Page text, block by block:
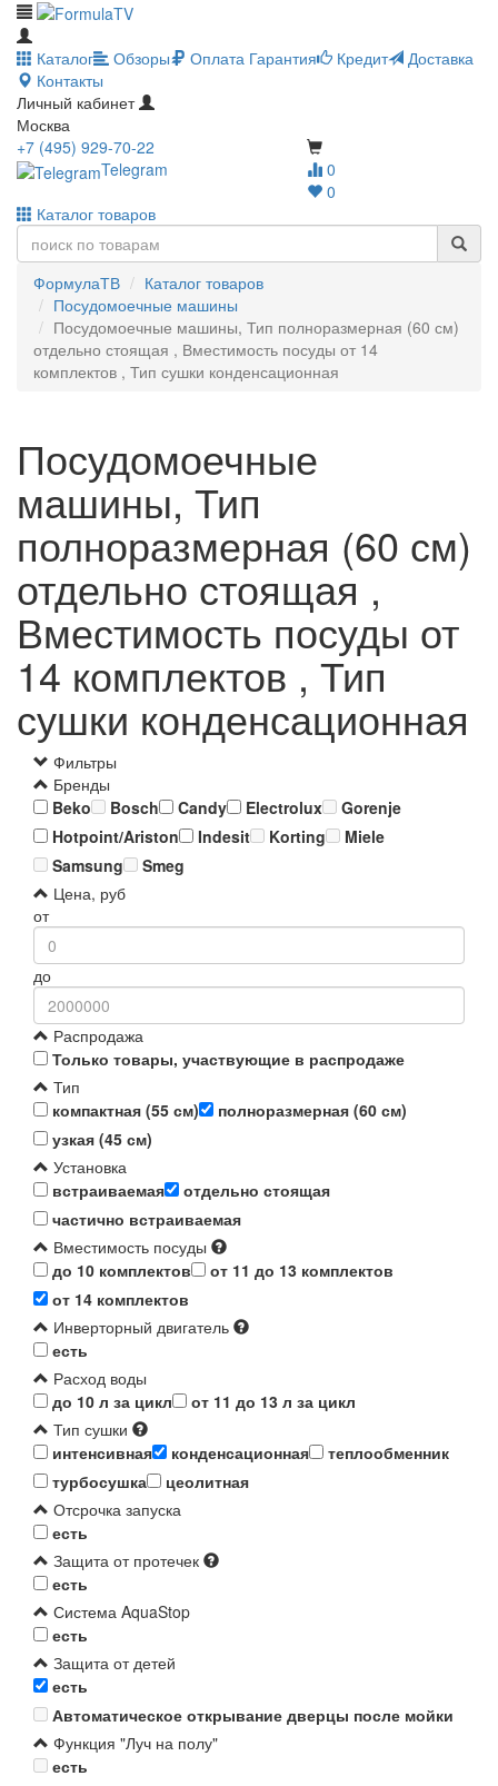
Каталог Обзоры Оплата Гарантия Кредит
Доставка
Контакты
Личный кабинет
Москва
0
0
+7 (495) 929-70-22
Telegram
Каталог товаров
ФормулаТВ
Каталог товаров
Посудомоечные машины
Посудомоечные машины, Тип полноразмерная (60 см)
отдельно стоящая , Вместимость посуды от 14
комплектов , Тип сушки конденсационная
Посудомоечные
машины, Тип
полноразмерная (60 см)
отдельно стоящая ,
Вместимость посуды от
14 комплектов , Тип
сушки конденсационная
Фильтры
Бренды
Beko
Bosch Candy Electrolux
Gorenje
Hotpoint/Ariston
Indesit Korting
Miele
Samsung
Smeg
Цена, руб
от
до
Распродажа
Только товары, участвующие в распродаже
Тип
компактная (55 см)
полноразмерная (60 см)
узкая (45 см)
Установка
встраиваемая
отдельно стоящая
частично встраиваемая
Вместимость посуды
до 10 комплектов
от 11 до 13 комплектов
от 14 комплектов
Инверторный двигатель
есть
Расход воды
до 10 л за цикл
от 11 до 13 л за цикл
Тип сушки
интенсивная
конденсационная
теплообменник
турбосушка
цеолитная
Отсрочка запуска
есть
Защита от протечек
есть
Система AquaStop
есть
Защита от детей
есть
Автоматическое открывание дверцы после мойки
Функция "Луч на полу"
есть